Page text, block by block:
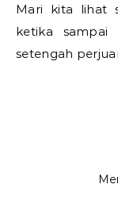
Mari kita lihat
ketika sampai
setengah